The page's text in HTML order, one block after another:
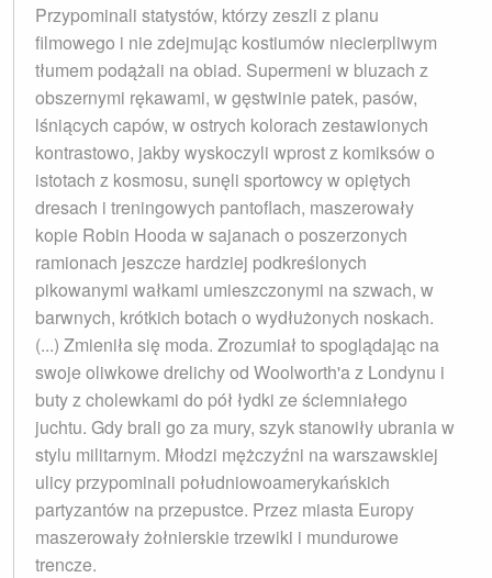
Przypominali statystów, którzy zeszli z planu
filmowego i nie zdejmując kostiumów niecierpliwym
tłumem podążali na obiad. Supermeni w bluzach z
obszernymi rękawami, w gęstwinie patek, pasów,
lśniących capów, w ostrych kolorach zestawionych
kontrastowo, jakby wyskoczyli wprost z komiksów o
istotach z kosmosu, sunęli sportowcy w opiętych
dresach i treningowych pantoflach, maszerowały
kopie Robin Hooda w sajanach o poszerzonych
ramionach jeszcze hardziej podkreślonych
pikowanymi wałkami umieszczonymi na szwach, w
barwnych, krótkich botach o wydłużonych noskach.
(...) Zmieniła się moda. Zrozumiał to spoglądając na
swoje oliwkowe drelichy od Woolworth'a z Londynu i
buty z cholewkami do pół łydki ze ściemniałego
juchtu. Gdy brali go za mury, szyk stanowiły ubrania w
stylu militarnym. Młodzi mężczyźni na warszawskiej
ulicy przypominali południowoamerykańskich
partyzantów na prze­pustce. Przez miasta Europy
maszerowały żołnier­skie trzewiki i mundurowe
trencze.